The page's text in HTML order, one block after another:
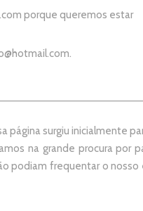
porque queremos estar
.
página surgiu inicialmente
na grande procura por
podiam frequentar o nosso